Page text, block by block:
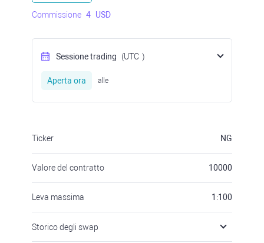
Commissione 4 USD
Sessione trading (UTC )
Aperta ora alle
Ticker NG
Valore del contratto 10000
Leva massima 1:100
Storico degli swap